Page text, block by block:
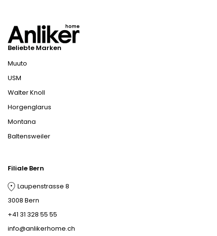
Beliebte Marken
Muuto
USM
Walter Knoll
Horgenglarus
Montana
Baltensweiler
Filiale Bern
Laupenstrasse 8
3008 Bern
+41 31 328 55 55
info@anlikerhome.ch